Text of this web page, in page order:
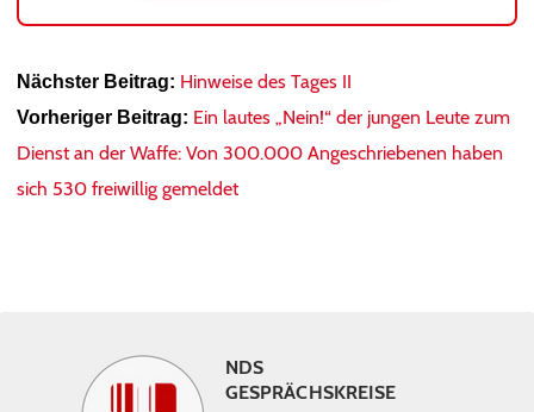
Nächster Beitrag: Hinweise des Tages II
Vorheriger Beitrag: Ein lautes „Nein!“ der jungen Leute zum
Dienst an der Waffe: Von 300.000 Angeschriebenen haben
sich 530 freiwillig gemeldet
NDS
GESPRÄCHSKREISE